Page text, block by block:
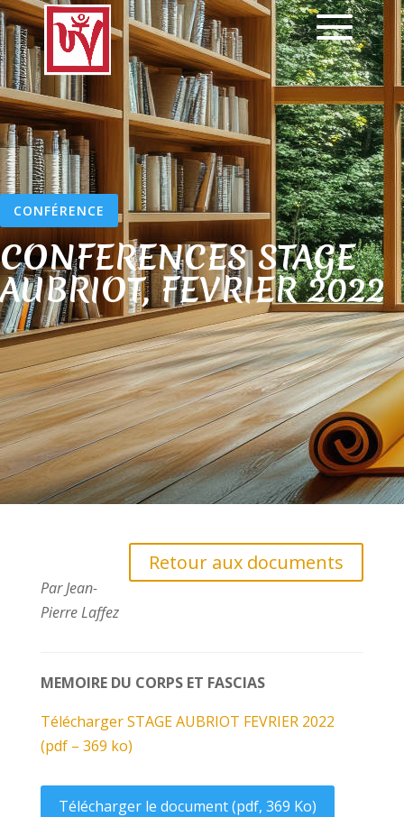
CONFÉRENCE
CONFERENCES STAGE
AUBRIOT, FEVRIER 2022
Retour aux documents
Par Jean-
Pierre Laffez
MEMOIRE DU CORPS ET FASCIAS
Télécharger STAGE AUBRIOT FEVRIER 2022
(pdf – 369 ko)
Télécharger le document (pdf, 369 Ko)